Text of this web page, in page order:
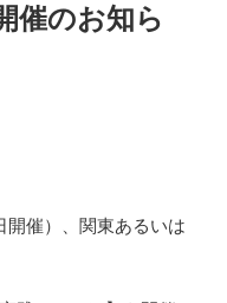
催のお知ら
催）、関東あるいは